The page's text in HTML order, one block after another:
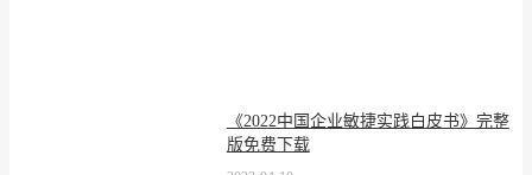
《2022中国企业敏捷实践白皮书》完整
版免费下载